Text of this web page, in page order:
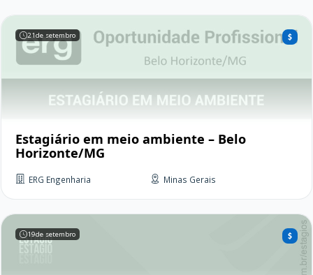
21de setembro
Estagiário em meio ambiente – Belo
Horizonte/MG
ERG Engenharia Minas Gerais
19de setembro